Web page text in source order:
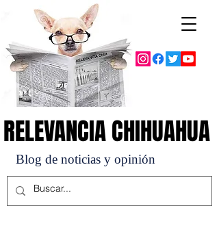
Blog de noticias y opinión
RELEVANCIA CHIHUAHUA
RELEVANCIA CHIHUAHUA